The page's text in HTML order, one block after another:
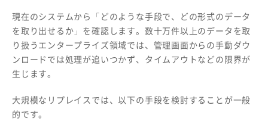
現在のシステムから「どのような手段で、どの形式のデータ
を取り出せるか」を確認します。数十万件以上のデータを取
り扱うエンタープライズ領域では、管理画面からの手動ダウ
ンロードでは処理が追いつかず、タイムアウトなどの限界が
生じます。
大規模なリプレイスでは、以下の手段を検討することが一般
的です。